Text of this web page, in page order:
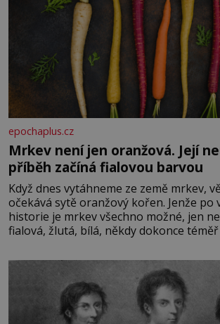
epochaplus.cz
Mrkev není jen oranžová. Její
příběh začíná fialovou barvou
Když dnes vytáhneme ze země mrkev,
očekává sytě oranžový kořen. Jenže po
historie je mrkev všechno možné, jen
fialová, žlutá, bílá, někdy dokonce
bez které si českou zahradu ani